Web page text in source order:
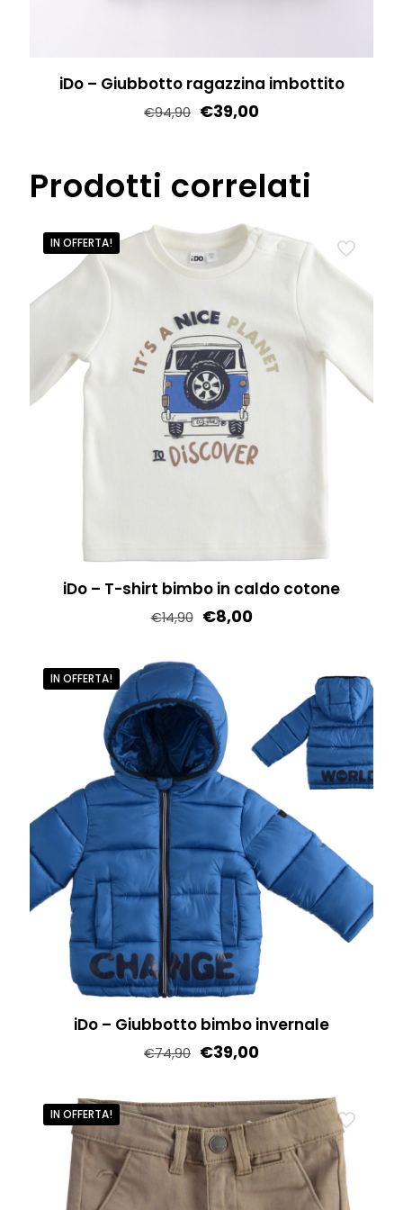
iDo – Giubbotto ragazzina imbottito
€94,90 €39,00
prodotto
ha
varianti.
Le
possono
essere
scelte
nella
pagina
del
prodotto
Prodotti correlati
IN OFFERTA!
iDo – T-shirt bimbo in caldo cotone
€14,90 €8,00
prodotto
ha
più
varianti.
Le
opzioni
possono
essere
scelte
nella
pagina
del
prodotto
IN OFFERTA!
iDo – Giubbotto bimbo invernale
€74,90 €39,00
prodotto
ha
più
varianti.
IN OFFERTA!